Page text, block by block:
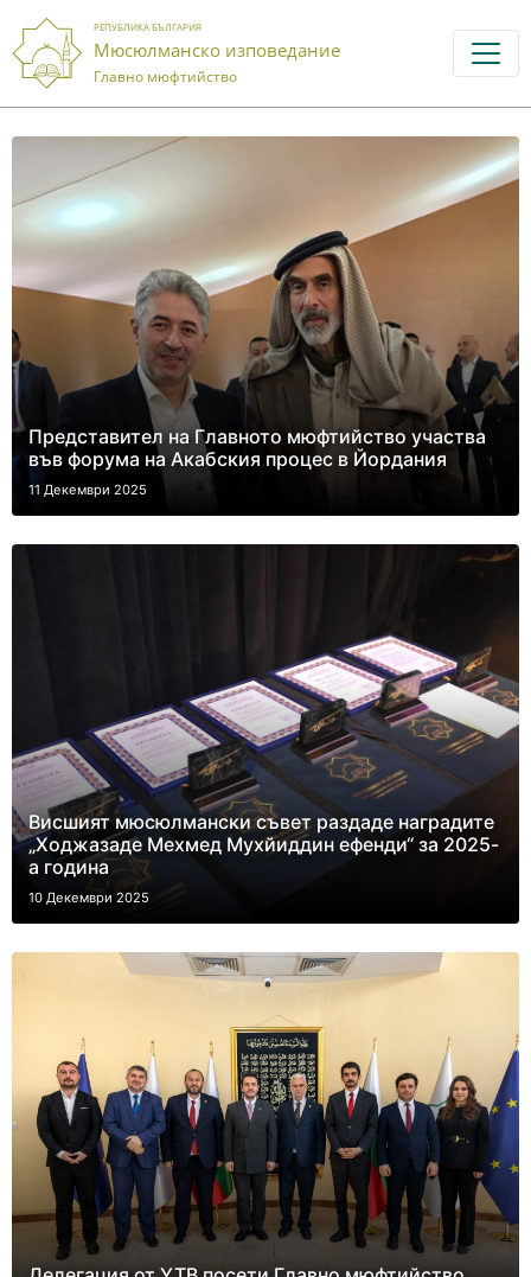
РЕПУБЛИКА БЪЛГАРИЯ
Мюсюлманско изповедание
Главно мюфтийство
Представител на Главното мюфтийство участва
във форума на Акабския процес в Йордания
11 Декември 2025
Висшият мюсюлмански съвет раздаде наградите
„Ходжазаде Мехмед Мухйиддин ефенди“ за 2025-
а година
10 Декември 2025